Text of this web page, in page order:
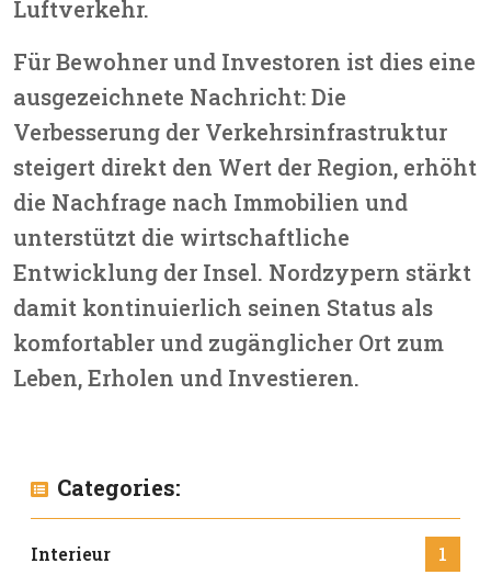
Luftverkehr.
Für Bewohner und Investoren ist dies eine
ausgezeichnete Nachricht: Die
Verbesserung der Verkehrsinfrastruktur
steigert direkt den Wert der Region, erhöht
die Nachfrage nach Immobilien und
unterstützt die wirtschaftliche
Entwicklung der Insel. Nordzypern stärkt
damit kontinuierlich seinen Status als
komfortabler und zugänglicher Ort zum
Leben, Erholen und Investieren.
Categories:
Interieur 1